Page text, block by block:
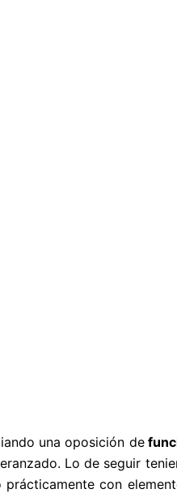
una oposición de
Lo de seguir
con